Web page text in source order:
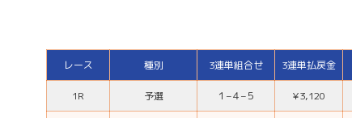
レース 種別 3連単組合せ 3連単払戻金
1R 予選 １ –４–５ ¥3,120